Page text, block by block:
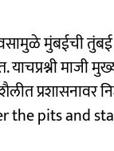
मुंबईची तुंबई
माजी
प्रशासनावर
the pits and